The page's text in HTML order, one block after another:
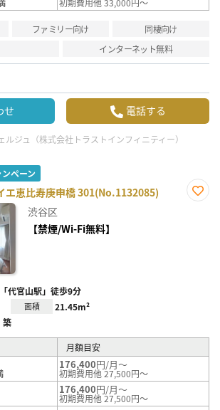
ファミリー向け
同棲向け
インターネット無料
せ 電話する
ルジュ（株式会社トラストインフィニティー）
ペーン
エ恵比寿庚申橋 301(No.1132085)
渋谷区
【禁煙/Wi-Fi無料】
代官山駅」徒歩9分
面積 21.45m²
築
月額目安
176,400円/月～
初期費用他 27,500円～
176,400円/月～
初期費用他 27,500円～